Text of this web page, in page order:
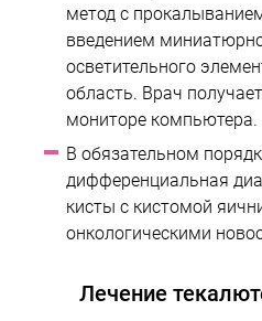
метод с
введением
осветительного
область. Врач
мониторе компьютера.
В обязательном
дифференциальная
кисты с кистомой
онкологическими
Лечение